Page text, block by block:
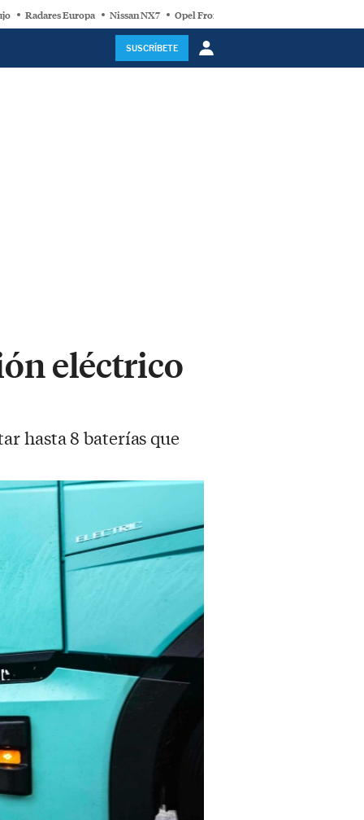
Radares Europa Nissan NX7 Opel Frontera Electric
SUSCRÍBETE
eléctrico
hasta 8 baterías que